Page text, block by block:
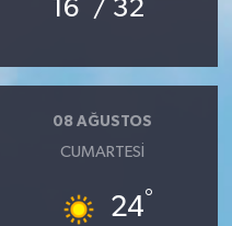
16 / 32
08 AĞUSTOS
CUMARTESI
24°